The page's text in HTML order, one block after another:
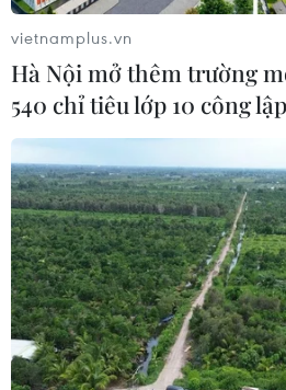
vietnamplus.vn
Hà Nội mở thêm trường
540 chỉ tiêu lớp 10 công lập